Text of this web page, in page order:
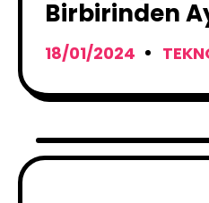
Birbirinden
Elektronik
Geliştirdi
18/01/2024